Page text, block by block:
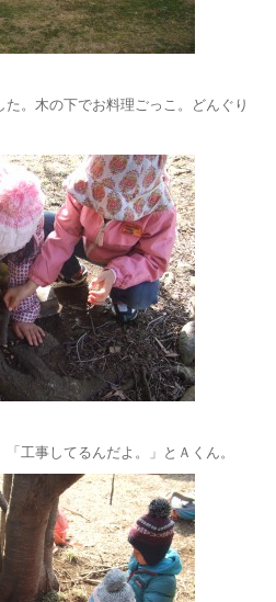
。木の下でお料理ごっこ。どんぐり
工事してるんだよ。」とＡくん。